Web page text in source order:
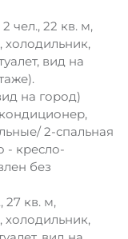
чел., 22 кв. м,
холодильник,
вид на
на город)
кондиционер,
2-спальная
- кресло-
без
27 кв. м,
холодильник,